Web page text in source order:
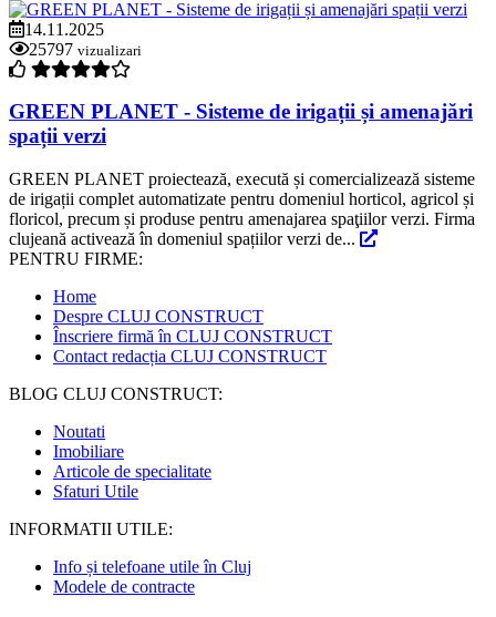
14.11.2025
25797 vizualizari
GREEN PLANET - Sisteme de irigații și amenajări
spații verzi
GREEN PLANET proiectează, execută și comercializează sisteme
de irigații complet automatizate pentru domeniul horticol, agricol și
floricol, precum și produse pentru amenajarea spaţiilor verzi. Firma
clujeană activează în domeniul spațiilor verzi de...
PENTRU FIRME:
Home
Despre CLUJ CONSTRUCT
Înscriere firmă în CLUJ CONSTRUCT
Contact redacția CLUJ CONSTRUCT
BLOG CLUJ CONSTRUCT:
Noutati
Imobiliare
Articole de specialitate
Sfaturi Utile
INFORMATII UTILE:
Info și telefoane utile în Cluj
Modele de contracte